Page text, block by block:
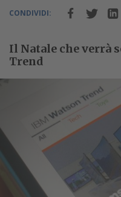
CONDIVIDI:
Il Natale che verrà
Trend